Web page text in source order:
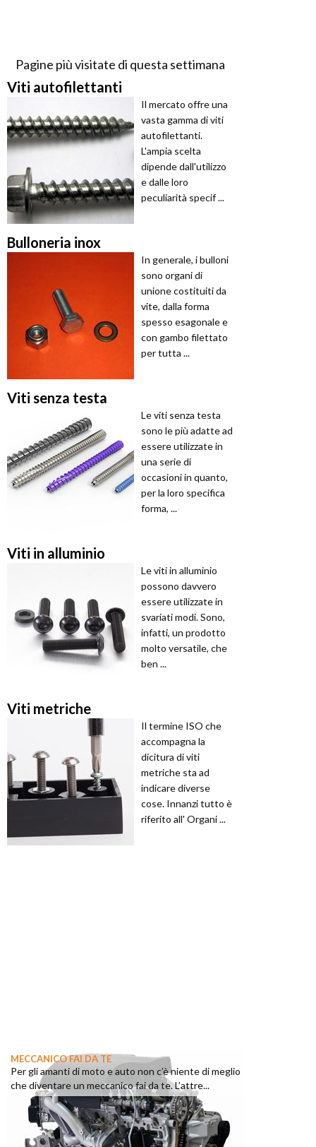
Pagine più visitate di questa settimana
Viti autofilettanti
Il mercato offre una
vasta gamma di viti
autofilettanti.
L'ampia scelta
dipende dall'utilizzo
e dalle loro
peculiarità specif ...
Bulloneria inox
In generale, i bulloni
sono organi di
unione costituiti da
vite, dalla forma
spesso esagonale e
con gambo filettato
per tutta ...
Viti senza testa
Le viti senza testa
sono le più adatte ad
essere utilizzate in
una serie di
occasioni in quanto,
per la loro specifica
forma, ...
Viti in alluminio
Le viti in alluminio
possono davvero
essere utilizzate in
svariati modi. Sono,
infatti, un prodotto
molto versatile, che
ben ...
Viti metriche
Il termine ISO che
accompagna la
dicitura di viti
metriche sta ad
indicare diverse
cose. Innanzi tutto è
riferito all' Organi ...
MECCANICO FAI DA TE
Per gli amanti di moto e auto non c’è niente di meglio
che diventare un meccanico fai da te. L’attre...